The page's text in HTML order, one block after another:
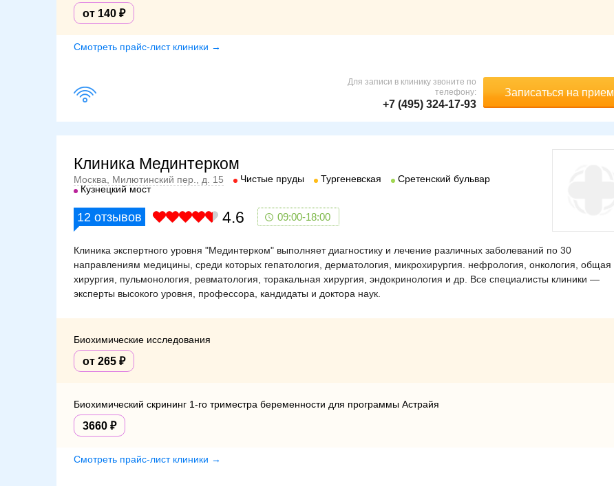
от 140
Смотреть прайс-лист клиники →
Записаться на прием
Для записи в клинику звоните по
телефону:
+7 (495) 324-17-93
Клиника Мединтерком
Москва, Милютинский пер., д. 15 Чистые пруды Тургеневская
Сретенский бульвар
Кузнецкий мост
12 отзывов 4.6 09:00-18:00
Клиника экспертного уровня "Мединтерком" выполняет диагностику и лечение различных заболеваний по 30
направлениям медицины, среди которых гепатология, дерматология, микрохирургия. нефрология, онкология, общая
хирургия, пульмонология, ревматология, торакальная хирургия, эндокринология и др. Все специалисты клиники —
эксперты высокого уровня, профессора, кандидаты и доктора наук.
Биохимические исследования
от 265
Биохимический скрининг 1-го триместра беременности для программы Астрайя
3660
Смотреть прайс-лист клиники →